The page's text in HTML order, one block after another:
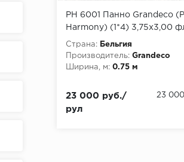
PH 6001 Панно Grandeco
Harmony) (1*4) 3,75х3,00
Страна:
Бельгия
Производитель: Grandeco
Ширина, м: 0.75 м
23 000 руб./
рул
23